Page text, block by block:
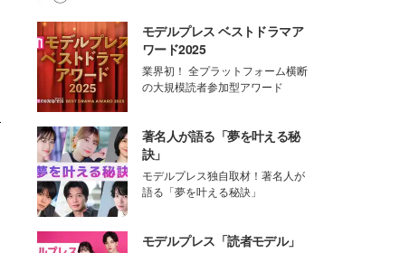
モデルプレス ベストドラマア
ワード2025
業界初！ 全プラットフォーム横断
の大規模読者参加型アワード
著名人が語る「夢を叶える秘
訣」
モデルプレス独自取材！著名人が
語る「夢を叶える秘訣」
モデルプレス「読者モデル」